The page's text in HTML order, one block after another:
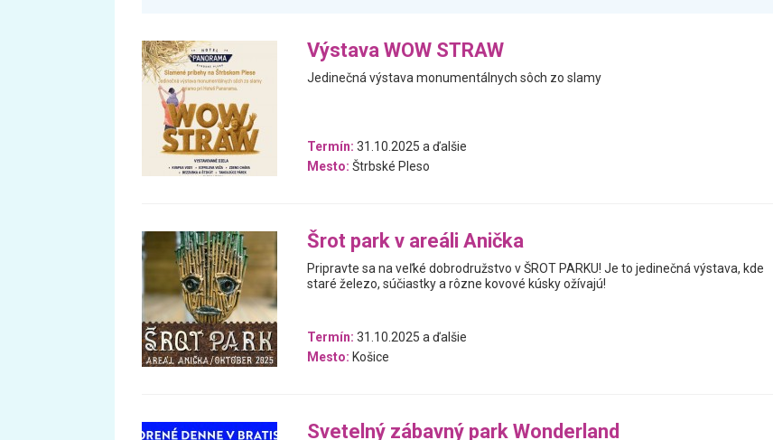
Výstava WOW STRAW
Jedinečná výstava monumentálnych sôch zo slamy
Termín: 31.10.2025 a ďalšie
Mesto: Štrbské Pleso
Šrot park v areáli Anička
Pripravte sa na veľké dobrodružstvo v ŠROT PARKU! Je to jedinečná výstava, kde
staré železo, súčiastky a rôzne kovové kúsky ožívajú!
Termín: 31.10.2025 a ďalšie
Mesto: Košice
Svetelný zábavný park Wonderland